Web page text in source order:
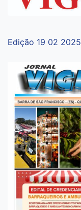
Edição 19 02 2025